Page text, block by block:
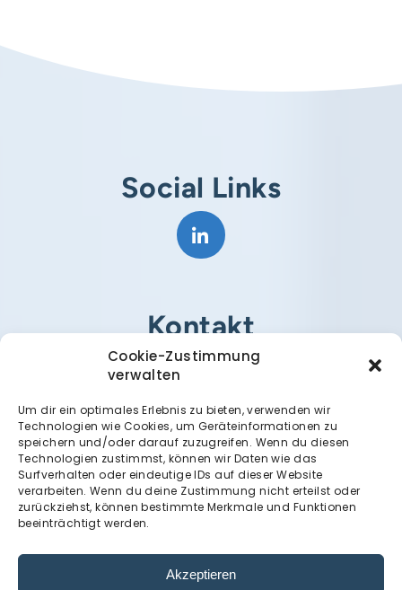
Cookie-Zustimmung
verwalten
Um dir ein optimales Erlebnis zu bieten, verwenden wir
Technologien wie Cookies, um Geräteinformationen zu
speichern und/oder darauf zuzugreifen. Wenn du diesen
Technologien zustimmst, können wir Daten wie das
Surfverhalten oder eindeutige IDs auf dieser Website
verarbeiten. Wenn du deine Zustimmung nicht erteilst oder
zurückziehst, können bestimmte Merkmale und Funktionen
beeinträchtigt werden.
Akzeptieren
Social Links
Kontakt
PH Predicting Health GmbH
8010 Graz
kontakt@predicting-health.at
Dank